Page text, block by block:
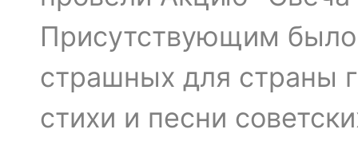
Присутствующим было
страшных для страны
стихи и песни